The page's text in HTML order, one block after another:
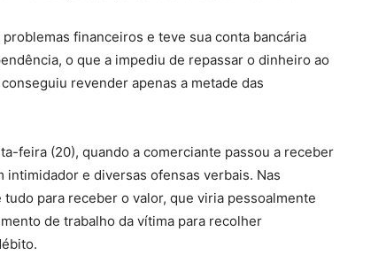
financeiros e teve sua conta bancária
o que a impediu de repassar o dinheiro ao
revender apenas a metade das
feira (20), quando a comerciante passou a receber
e diversas ofensas verbais. Nas
para receber o valor, que viria pessoalmente
de trabalho da vítima para recolher